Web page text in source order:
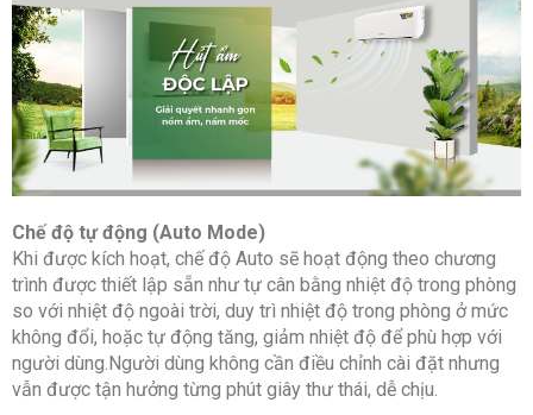
Môi chất
lạnh/
Lượng nạp
kg
Đường ống
dẫn kính
Lỏng
mm Ø6.35
Gas
mm Ø12.7
Chiều
dài ống
Tiêu
chuẩn
m 5
Chế độ tự động (Auto Mode)
Khi được kích hoạt, chế độ Auto sẽ hoạt động theo chương
trình được thiết lập sẵn như tự cân bằng nhiệt độ trong phòng
so với nhiệt độ ngoài trời, duy trì nhiệt độ trong phòng ở mức
không đổi, hoặc tự động tăng, giảm nhiệt độ để phù hợp với
người dùng.Người dùng không cần điều chỉnh cài đặt nhưng
vẫn được tận hưởng từng phút giây thư thái, dễ chịu.